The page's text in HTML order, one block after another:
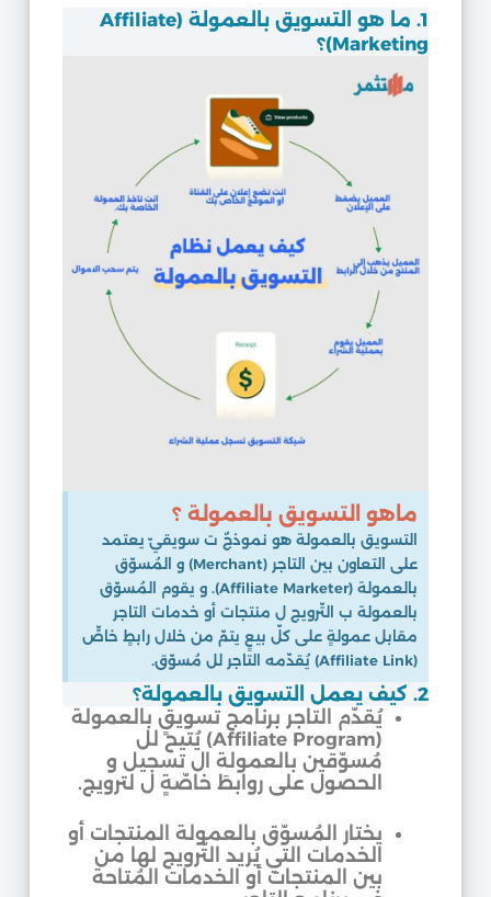
1. ما هو التسويق بالعمولة (Affiliate
Marketing)؟
ماهو التسويق بالعمولة ؟
التسويق بالعمولة هو نموذجٌ ت سويقيّ يعتمد
على التعاون بين التاجر (Merchant) و المُسوّق
بالعمولة (Affiliate Marketer). و يقوم المُسوّق
بالعمولة ب التّرويج ل منتجات أو خدمات التاجر
مقابل عمولةٍ على كلّ بيعٍ يتمّ من خلال رابطٍ خاصٍّ
(Affiliate Link) يُقدّمه التاجر لل مُسوّق.
2. كيف يعمل التسويق بالعمولة؟
يُقدّم التاجر برنامج تسويقٍ بالعمولة
(Affiliate Program) يُتيح لل
مُسوّقين بالعمولة ال تسجيل و
الحصول على روابطَ خاصّةٍ ل لترويج.
يختار المُسوّق بالعمولة المنتجات أو
الخدمات التي يُريد التّرويج لها من
بين المنتجات أو الخدمات المُتاحة